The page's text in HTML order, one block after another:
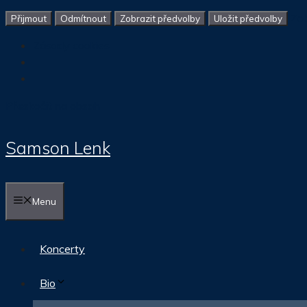
Přijmout Odmítnout Zobrazit předvolby Uložit předvolby
Samson Lenk
Menu
Koncerty
Bio